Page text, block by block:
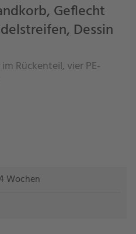
Geflecht
Dessin
Rückenteil, vier PE-
Wochen